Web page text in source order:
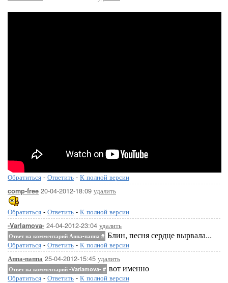
Обратиться - Ответить - К полной версии
comp-free 20-04-2012-18:09 удалить
Обратиться - Ответить - К полной версии
-Varlamova- 24-04-2012-23:04 удалить
Ответ на комментарий Аппа-паппа # Блин, песня сердце вырвала...
Обратиться - Ответить - К полной версии
Аппа-паппа 25-04-2012-15:45 удалить
Ответ на комментарий -Varlamova- # вот именно
Обратиться - Ответить - К полной версии